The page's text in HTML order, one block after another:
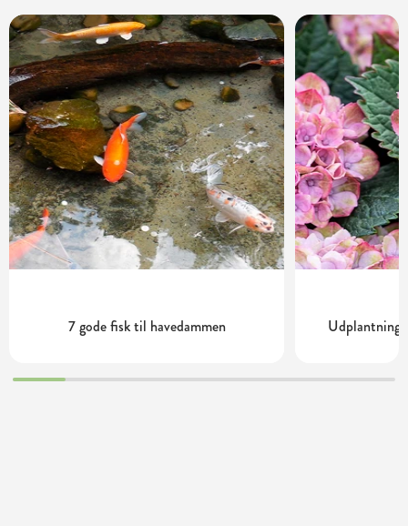
7 gode fisk til havedammen Udplantning